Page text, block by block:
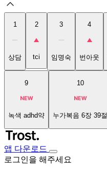
1
상담
2
tci
3
임명숙
4
번아웃
9
녹색 adhd약
10
누가복음 6장 39절
앱 다운로드
로그인을 해주세요